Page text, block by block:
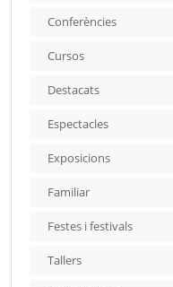
Conferències
Cursos
Destacats
Espectacles
Exposicions
Familiar
Festes i festivals
Tallers